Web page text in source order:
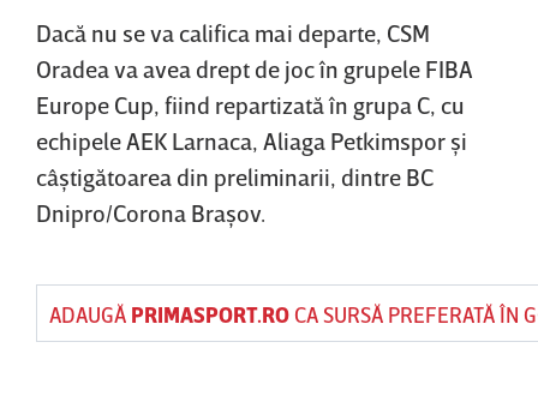
Dacă nu se va califica mai departe, CSM
Oradea va avea drept de joc în grupele FIBA
Europe Cup, fiind repartizată în grupa C, cu
echipele AEK Larnaca, Aliaga Petkimspor şi
câştigătoarea din preliminarii, dintre BC
Dnipro/Corona Braşov.
ADAUGĂ PRIMASPORT.ROCA SURSĂ PREFERATĂ ÎN